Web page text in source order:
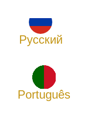
Русский
Português